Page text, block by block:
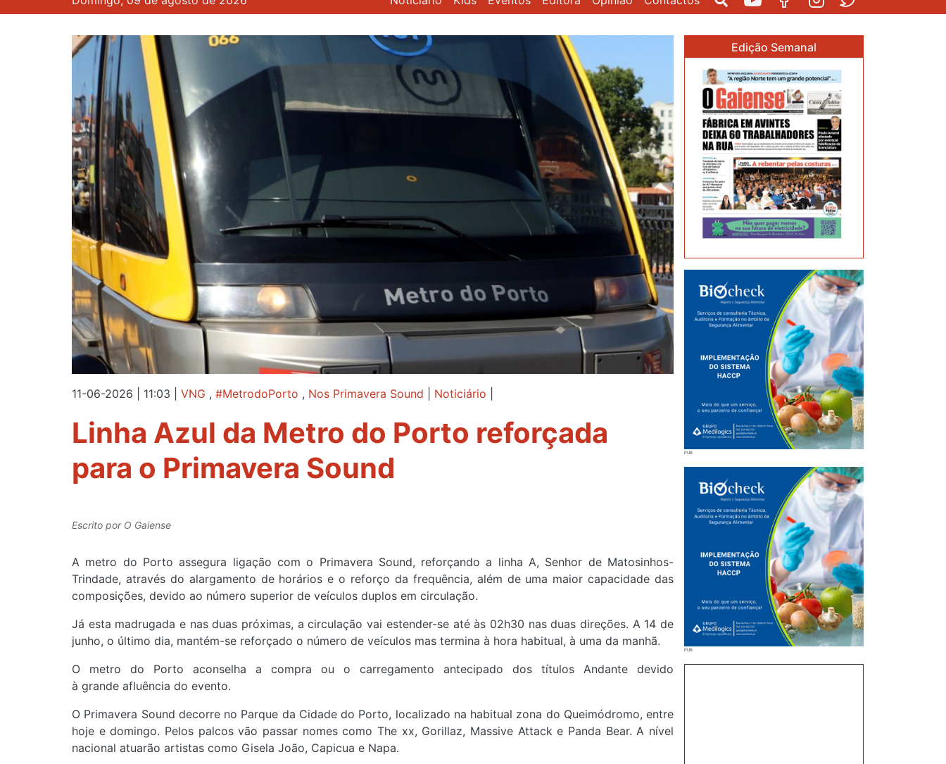
11-06-2026 | 11:03 VNG , #MetrodoPorto , Nos Primavera Sound Noticiário
Linha Azul da Metro do Porto reforçada
para o Primavera Sound
Escrito por O Gaiense
A metro do Porto assegura ligação com o Primavera Sound, reforçando a linha A, Senhor de Matosinhos-
Trindade, através do alargamento de horários e o reforço da frequência, além de uma maior capacidade das
composições, devido ao número superior de veículos duplos em circulação.
Já esta madrugada e nas duas próximas, a circulação vai estender-se até às 02h30 nas duas direções. A 14 de
junho, o último dia, mantém-se reforçado o número de veículos mas termina à hora habitual, à uma da manhã.
O metro do Porto aconselha a compra ou o carregamento antecipado dos títulos Andante devido
à grande afluência do evento.
O Primavera Sound decorre no Parque da Cidade do Porto, localizado na habitual zona do Queimódromo, entre
hoje e domingo. Pelos palcos vão passar nomes como The xx, Gorillaz, Massive Attack e Panda Bear. A nível
nacional atuarão artistas como Gisela João, Capicua e Napa.
Edição Semanal